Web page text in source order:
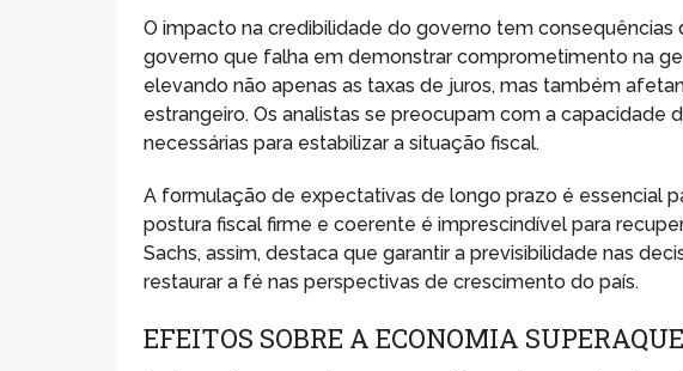
O impacto na credibilidade do governo tem
governo que falha em demonstrar comprometimento na
elevando não apenas as taxas de juros, mas também
estrangeiro. Os analistas se preocupam com a
necessárias para estabilizar a situação fiscal.
A formulação de expectativas de longo prazo é essencial
postura fiscal firme e coerente é imprescindível para
Sachs, assim, destaca que garantir a previsibilidade nas
restaurar a fé nas perspectivas de crescimento do país.
EFEITOS SOBRE A ECONOMIA